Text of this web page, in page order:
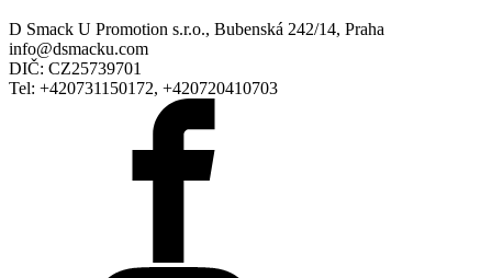
D Smack U Promotion s.r.o., Bubenská 242/14, Praha
info@dsmacku.com
DIČ: CZ25739701
Tel: +420731150172, +420720410703